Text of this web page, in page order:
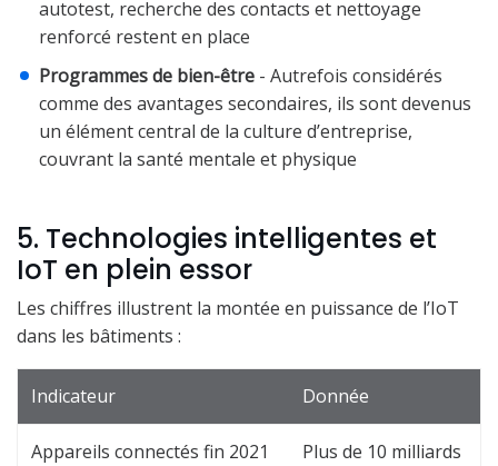
autotest, recherche des contacts et nettoyage
renforcé restent en place
Programmes de bien-être - Autrefois considérés
comme des avantages secondaires, ils sont devenus
un élément central de la culture d’entreprise,
couvrant la santé mentale et physique
5. Technologies intelligentes et
IoT en plein essor
Les chiffres illustrent la montée en puissance de l’IoT
dans les bâtiments :
Indicateur Donnée
Appareils connectés fin 2021 Plus de 10 milliards